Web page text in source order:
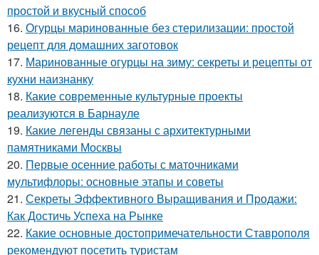
простой и вкусный способ
16. Огурцы маринованные без стерилизации: простой
рецепт для домашних заготовок
17. Маринованные огурцы на зиму: секреты и рецепты от
кухни наизнанку
18. Какие современные культурные проекты
реализуются в Барнауле
19. Какие легенды связаны с архитектурными
памятниками Москвы
20. Первые осенние работы с маточниками
мультифлоры: основные этапы и советы
21. Секреты Эффективного Выращивания и Продажи:
Как Достичь Успеха на Рынке
22. Какие основные достопримечательности Ставрополя
рекомендуют посетить туристам